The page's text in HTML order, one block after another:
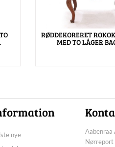
RØDDEKORERET
MED TO LÅGER
nye
Aabenraa
Nørreport